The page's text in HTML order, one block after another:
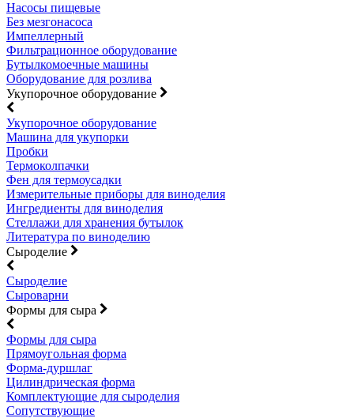
Насосы пищевые
Без мезгонасоса
Импеллерный
Фильтрационное оборудование
Бутылкомоечные машины
Оборудование для розлива
Укупорочное оборудование
Укупорочное оборудование
Машина для укупорки
Пробки
Термоколпачки
Фен для термоусадки
Измерительные приборы для виноделия
Ингредиенты для виноделия
Стеллажи для хранения бутылок
Литература по виноделию
Сыроделие
Сыроделие
Сыроварни
Формы для сыра
Формы для сыра
Прямоугольная форма
Форма-дуршлаг
Цилиндрическая форма
Комплектующие для сыроделия
Сопутствующие